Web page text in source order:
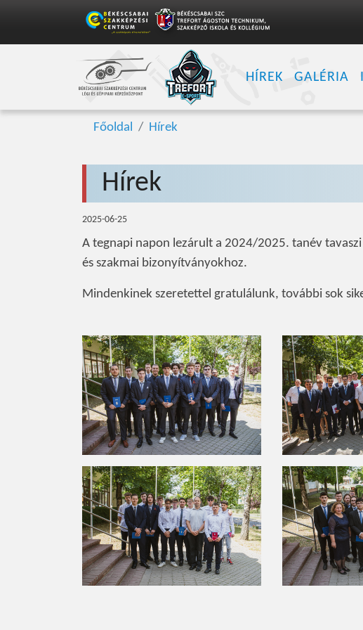
HÍREK GALÉRIA
Főoldal Hírek
Hírek
2025-06-25
A tegnapi napon lezárult a 2024/2025. tanév
és szakmai bizonyítványokhoz.
Mindenkinek szeretettel gratulálunk, további sok